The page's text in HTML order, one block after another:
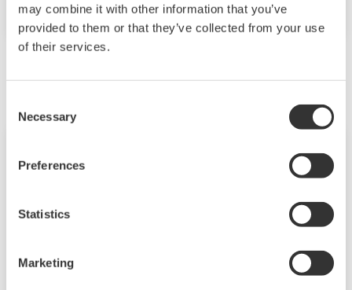
may combine it with other information that you’ve
provided to them or that they’ve collected from your use
of their services.
Selection
Necessary
Preferences
Statistics
Marketing
besturings-AI van Yokogawa is officieel